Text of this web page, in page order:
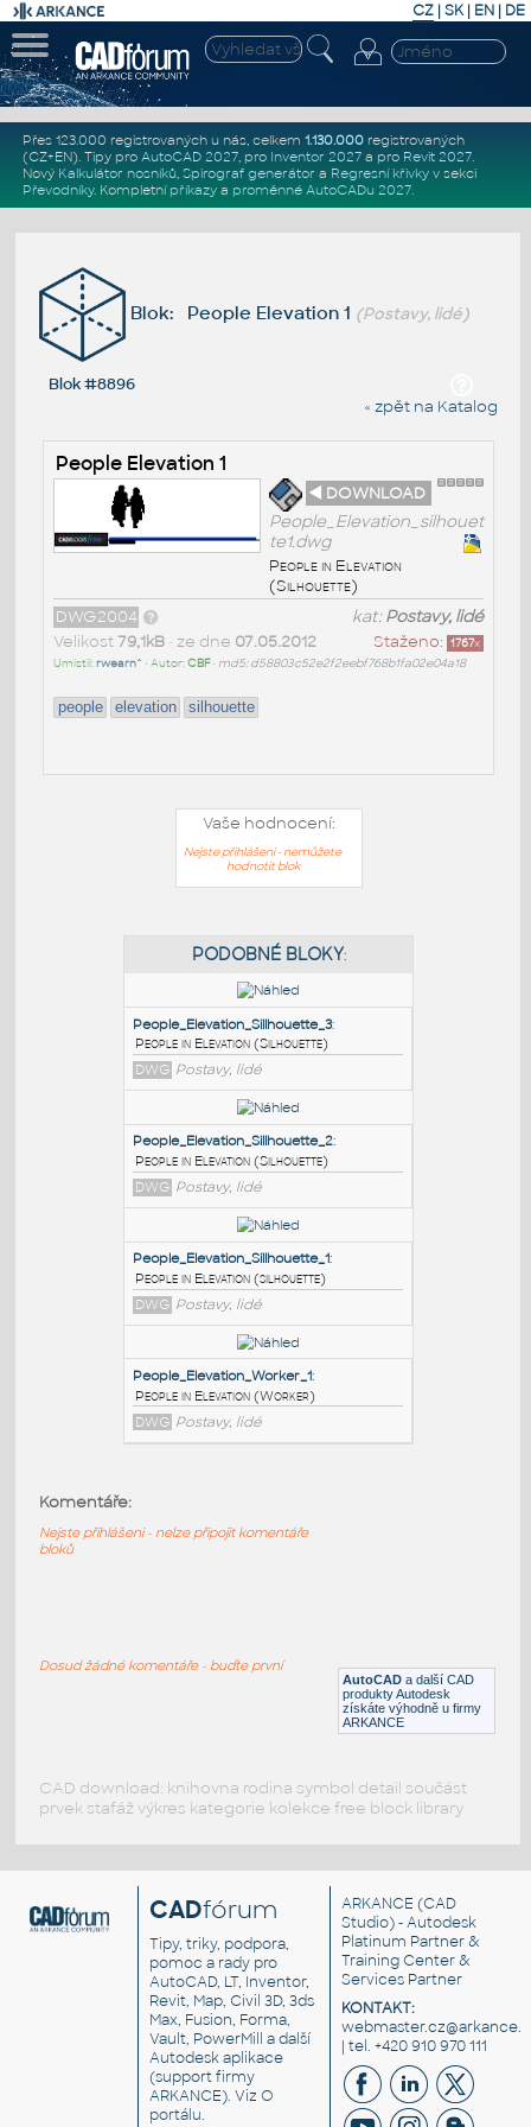
CZ | SK| EN | DE
Přes 123.000 registrovaných u nás, celkem 1.130.000registrovaných
(CZ+EN). Tipy pro AutoCAD 2027, pro Inventor 2027a pro Revit 2027.
Nový Kalkulátor nosníků, Spirograf generátor a Regresní křivkyv sekci
Převodníky. Kompletní příkazya proměnné AutoCADu 2027.
Blok: People Elevation 1 (Postavy, lidé)
Blok #8896
« zpět na Katalog
People Elevation 1
◄ DOWNLOAD
People_Elevation_silhouet
te1.dwg
People in Elevation
(Silhouette)
kat:Postavy, lidé
DWG2004
Staženo: 1767x
Velikost 79,1kB• ze dne 07.05.2012
Umístil:rwearn^ • Autor:CBF• md5: d58803c52e2f2eebf768b1fa02e04a18
people elevation silhouette
Vaše hodnocení:
Nejste přihlášeni - nemůžete
hodnotit blok
PODOBNÉ BLOKY:
People_Elevation_Sillhouette_3:
People in Elevation (Silhouette)
DWG Postavy, lidé
People_Elevation_Sillhouette_2
People in Elevation (Silhouette)
DWG Postavy, lidé
DWG Postavy, lidé
DWG Postavy, lidé AutoCAD a další CAD
produkty Autodesk
získáte výhodně u firmy
ARKANCE
Komentáře:
Nejste přihlášeni - nelze připojit komentáře
bloků
Dosud žádné komentáře - buďte první
CAD download: knihovna rodina symbol detail součást
prvek stafáž výkres kategorie kolekce free block library
CADfórum
Tipy, triky, podpora,
pomoc a rady pro
AutoCAD, LT, Inventor,
Revit, Map, Civil 3D, 3ds
Max, Fusion, Forma,
Vault, PowerMill a další
Autodesk aplikace
(support firmy
ARKANCE). VizO
portálu.
ARKANCE (CAD
Studio) - Autodesk
Platinum Partner &
Training Center &
Services Partner
KONTAKT:
| tel. +420 910 970 111